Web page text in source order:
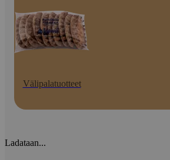
Välipalatuotteet
Ladataan...